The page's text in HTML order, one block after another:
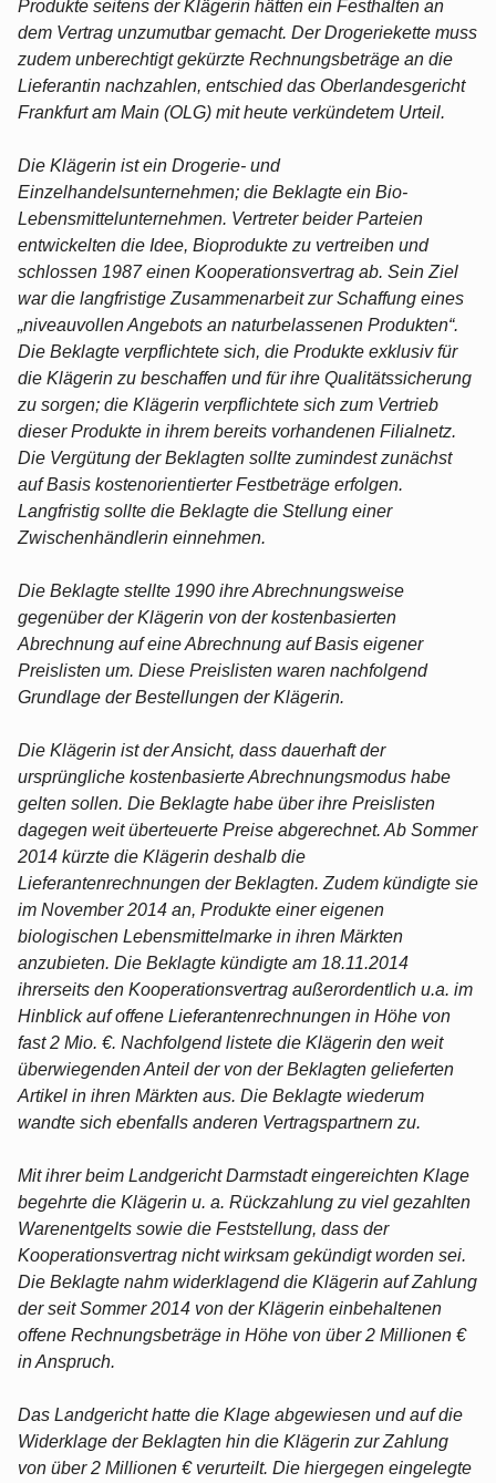
Produkte seitens der Klägerin hätten ein Festhalten an
dem Vertrag unzumutbar gemacht. Der Drogeriekette muss
zudem unberechtigt gekürzte Rechnungsbeträge an die
Lieferantin nachzahlen, entschied das Oberlandesgericht
Frankfurt am Main (OLG) mit heute verkündetem Urteil.
Die Klägerin ist ein Drogerie- und
Einzelhandelsunternehmen; die Beklagte ein Bio-
Lebensmittelunternehmen. Vertreter beider Parteien
entwickelten die Idee, Bioprodukte zu vertreiben und
schlossen 1987 einen Kooperationsvertrag ab. Sein Ziel
war die langfristige Zusammenarbeit zur Schaffung eines
„niveauvollen Angebots an naturbelassenen Produkten“.
Die Beklagte verpflichtete sich, die Produkte exklusiv für
die Klägerin zu beschaffen und für ihre Qualitätssicherung
zu sorgen; die Klägerin verpflichtete sich zum Vertrieb
dieser Produkte in ihrem bereits vorhandenen Filialnetz.
Die Vergütung der Beklagten sollte zumindest zunächst
auf Basis kostenorientierter Festbeträge erfolgen.
Langfristig sollte die Beklagte die Stellung einer
Zwischenhändlerin einnehmen.
Die Beklagte stellte 1990 ihre Abrechnungsweise
gegenüber der Klägerin von der kostenbasierten
Abrechnung auf eine Abrechnung auf Basis eigener
Preislisten um. Diese Preislisten waren nachfolgend
Grundlage der Bestellungen der Klägerin.
Die Klägerin ist der Ansicht, dass dauerhaft der
ursprüngliche kostenbasierte Abrechnungsmodus habe
gelten sollen. Die Beklagte habe über ihre Preislisten
dagegen weit überteuerte Preise abgerechnet. Ab Sommer
2014 kürzte die Klägerin deshalb die
Lieferantenrechnungen der Beklagten. Zudem kündigte sie
im November 2014 an, Produkte einer eigenen
biologischen Lebensmittelmarke in ihren Märkten
anzubieten. Die Beklagte kündigte am 18.11.2014
ihrerseits den Kooperationsvertrag außerordentlich u.a. im
Hinblick auf offene Lieferantenrechnungen in Höhe von
fast 2 Mio. €. Nachfolgend listete die Klägerin den weit
überwiegenden Anteil der von der Beklagten gelieferten
Artikel in ihren Märkten aus. Die Beklagte wiederum
wandte sich ebenfalls anderen Vertragspartnern zu.
Mit ihrer beim Landgericht Darmstadt eingereichten Klage
begehrte die Klägerin u. a. Rückzahlung zu viel gezahlten
Warenentgelts sowie die Feststellung, dass der
Kooperationsvertrag nicht wirksam gekündigt worden sei.
Die Beklagte nahm widerklagend die Klägerin auf Zahlung
der seit Sommer 2014 von der Klägerin einbehaltenen
offene Rechnungsbeträge in Höhe von über 2 Millionen €
in Anspruch.
Das Landgericht hatte die Klage abgewiesen und auf die
Widerklage der Beklagten hin die Klägerin zur Zahlung
von über 2 Millionen € verurteilt. Die hiergegen eingelegte